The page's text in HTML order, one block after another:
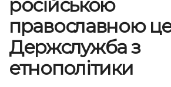
російською
православною
Держслужба з
етнополітики